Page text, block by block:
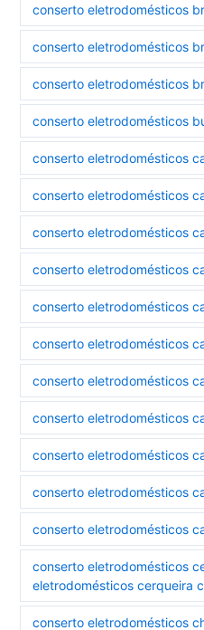
conserto eletrodomésticos
conserto eletrodomésticos
conserto eletrodomésticos
conserto eletrodomésticos
conserto eletrodomésticos
conserto eletrodomésticos
conserto eletrodomésticos
conserto eletrodomésticos
conserto eletrodomésticos
conserto eletrodomésticos
conserto eletrodomésticos
conserto eletrodomésticos
conserto eletrodomésticos
conserto eletrodomésticos
conserto eletrodomésticos
conserto eletrodomésticos
eletrodomésticos cerqueira
conserto eletrodomésticos